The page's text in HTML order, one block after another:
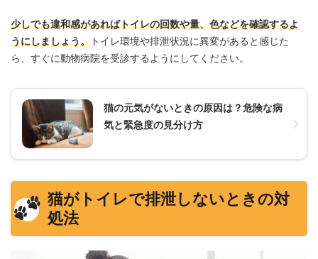
少しでも違和感があればトイレの回数や量、色などを確認するよ
うにしましょう。 トイレ環境や排泄状況に異変があると感じた
ら、すぐに動物病院を受診するようにしてください。
猫の元気がないときの原因は？危険な病
気と緊急度の見分け方
猫がトイレで排泄しないときの対
処法